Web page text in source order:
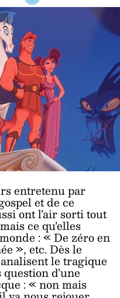
entretenu par
et de ce
ont l’air sorti tout
ce qu’elles
: « De zéro en
», etc. Dès le
le tragique
d’une
: « non mais